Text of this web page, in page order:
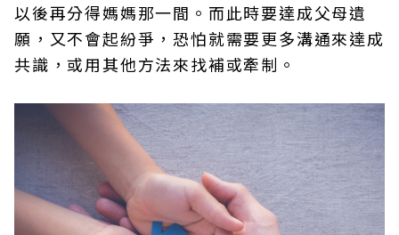
以後再分得媽媽那一間。而此時要達成父母遺
願，又不會起紛爭，恐怕就需要更多溝通來達成
共識，或用其他方法來找補或牽制。